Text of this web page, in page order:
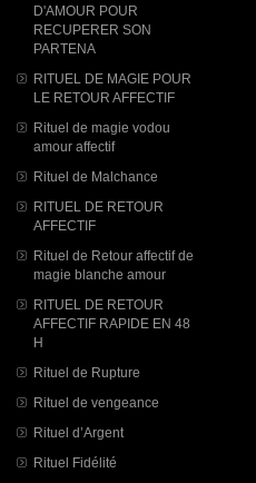
D'AMOUR POUR
RECUPERER SON
PARTENA
RITUEL DE MAGIE POUR
LE RETOUR AFFECTIF
Rituel de magie vodou
amour affectif
Rituel de Malchance
RITUEL DE RETOUR
AFFECTIF
Rituel de Retour affectif de
magie blanche amour
RITUEL DE RETOUR
AFFECTIF RAPIDE EN 48
H
Rituel de Rupture
Rituel de vengeance
Rituel d’Argent
Rituel Fidélité